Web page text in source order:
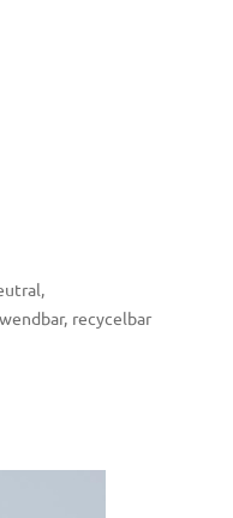
recycelbar